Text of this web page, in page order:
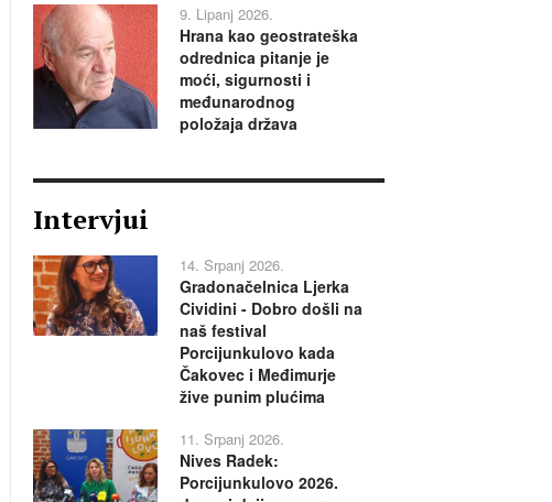
9. Lipanj 2026.
Hrana kao geostrateška
odrednica pitanje je
moći, sigurnosti i
međunarodnog
položaja država
Intervjui
14. Srpanj 2026.
Gradonačelnica Ljerka
Cividini - Dobro došli na
naš festival
Porcijunkulovo kada
Čakovec i Međimurje
žive punim plućima
11. Srpanj 2026.
Nives Radek:
Porcijunkulovo 2026.